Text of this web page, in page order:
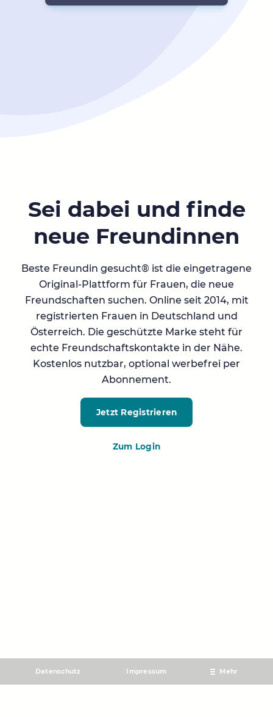
Sei dabei und finde
neue Freundinnen
Beste Freundin gesucht® ist die eingetragene
Original-Plattform für Frauen, die neue
Freundschaften suchen. Online seit 2014, mit
registrierten Frauen in Deutschland und
Österreich. Die geschützte Marke steht für
echte Freundschaftskontakte in der Nähe.
Kostenlos nutzbar, optional werbefrei per
Abonnement.
Jetzt Registrieren
Zum Login
Datenschutz Impressum Mehr